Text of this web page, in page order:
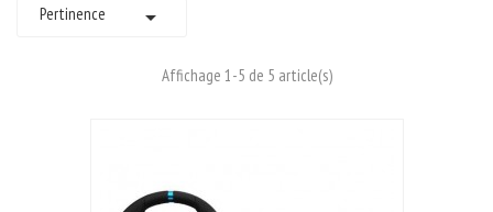
Pertinence 
Affichage 1-5 de 5 article(s)